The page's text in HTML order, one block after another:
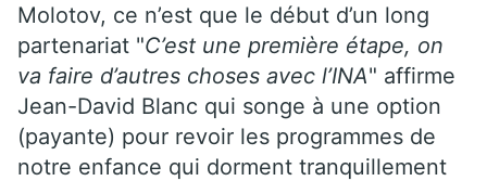
Molotov, ce n’est que le début d’un long
partenariat "C’est une première étape, on
va faire d’autres choses avec l’INA" affirme
Jean-David Blanc qui songe à une option
(payante) pour revoir les programmes de
notre enfance qui dorment tranquillement